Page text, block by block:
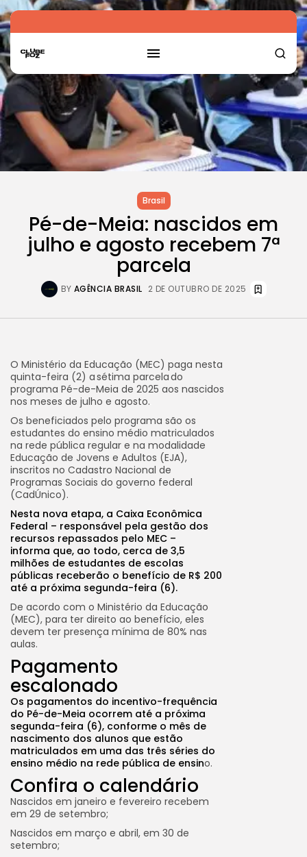
Brasil
Pé-de-Meia: nascidos em
julho e agosto recebem 7ª
parcela
BY AGÊNCIA BRASIL 2 DE OUTUBRO DE 2025
O Ministério da Educação (MEC) paga nesta
quinta-feira (2) a sétima parcela do
programa Pé-de-Meia de 2025 aos nascidos
nos meses de julho e agosto.
Os beneficiados pelo programa são os
estudantes do ensino médio matriculados
na rede pública regular e na modalidade
Educação de Jovens e Adultos (EJA),
inscritos no Cadastro Nacional de
Programas Sociais do governo federal
(CadÚnico).
Nesta nova etapa, a Caixa Econômica
Federal – responsável pela gestão dos
recursos repassados pelo MEC –
informa que, ao todo, cerca de 3,5
milhões de estudantes de escolas
públicas receberão o benefício de R$ 200
até a próxima segunda-feira (6).
De acordo com o Ministério da Educação
(MEC), para ter direito ao benefício, eles
devem ter presença mínima de 80% nas
aulas.
Pagamento
escalonado
Os pagamentos do incentivo-frequência
do Pé-de-Meia ocorrem até a próxima
segunda-feira (6), conforme o mês de
nascimento dos alunos que estão
matriculados em uma das três séries do
ensino médio na rede pública de ensino.
Confira o calendário
Nascidos em janeiro e fevereiro recebem
em 29 de setembro;
Nascidos em março e abril, em 30 de
setembro;